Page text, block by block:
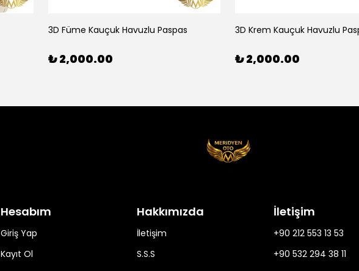
3D Füme Kauçuk Havuzlu Paspas
₺ 2,000.00
3D Krem Kauçuk Havuzlu
₺ 2,000.00
Hesabım
Giriş Yap
Kayıt Ol
Hakkımızda
İletişim
S.S.S
İletişim
+90 212 553 13 53
+90 532 294 38 11